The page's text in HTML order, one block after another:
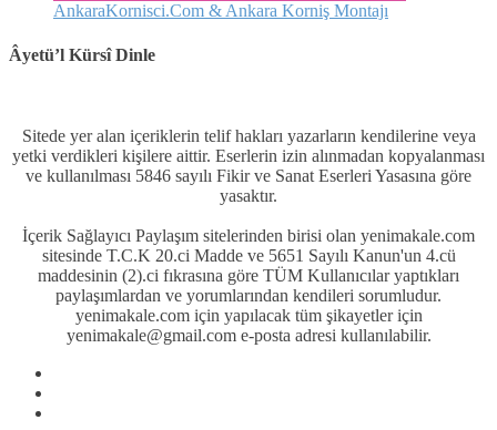
AnkaraKornisci.Com & Ankara Korniş Montajı
Âyetü’l Kürsî Dinle
Sitede yer alan içeriklerin telif hakları yazarların kendilerine veya
yetki verdikleri kişilere aittir. Eserlerin izin alınmadan kopyalanması
ve kullanılması 5846 sayılı Fikir ve Sanat Eserleri Yasasına göre
yasaktır.
İçerik Sağlayıcı Paylaşım sitelerinden birisi olan yenimakale.com
sitesinde T.C.K 20.ci Madde ve 5651 Sayılı Kanun'un 4.cü
maddesinin (2).ci fıkrasına göre TÜM Kullanıcılar yaptıkları
paylaşımlardan ve yorumlarından kendileri sorumludur.
yenimakale.com için yapılacak tüm şikayetler için
yenimakale@gmail.com e-posta adresi kullanılabilir.